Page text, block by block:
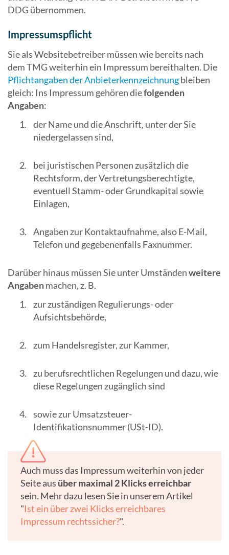
DDG übernommen.
Impressumspflicht
Sie als Websitebetreiber müssen wie bereits nach
dem TMG weiterhin ein Impressum bereithalten. Die
Pflichtangaben der Anbieterkennzeichnungbleiben
gleich: Ins Impressum gehören diefolgenden
Angaben:
der Name und die Anschrift, unter der Sie
niedergelassen sind,
bei juristischen Personen zusätzlich die
Rechtsform, der Vertretungsberechtigte,
eventuell Stamm- oder Grundkapital sowie
Einlagen,
Angaben zur Kontaktaufnahme, also E-Mail,
Telefon und gegebenenfalls Faxnummer.
Darüber hinaus müssen Sie unter Umständenweitere
Angabenmachen, z. B.
zur zuständigen Regulierungs- oder
Aufsichtsbehörde,
zum Handelsregister, zur Kammer,
zu berufsrechtlichen Regelungen und dazu, wie
diese Regelungen zugänglich sind
sowie zur Umsatzsteuer-
Identifikationsnummer (USt-ID).
Auch muss das Impressum weiterhin von jeder
Seite aus über maximal 2 Klicks erreichbar
sein. Mehr dazu lesen Sie in unserem Artikel
"Ist ein über zwei Klicks erreichbares
Impressum rechtssicher?".